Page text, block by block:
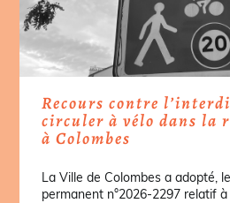
Recours contre
circuler à vélo dans la
à Colombes
La Ville de Colombes a adopté,
permanent n°2026-2297 relatif à